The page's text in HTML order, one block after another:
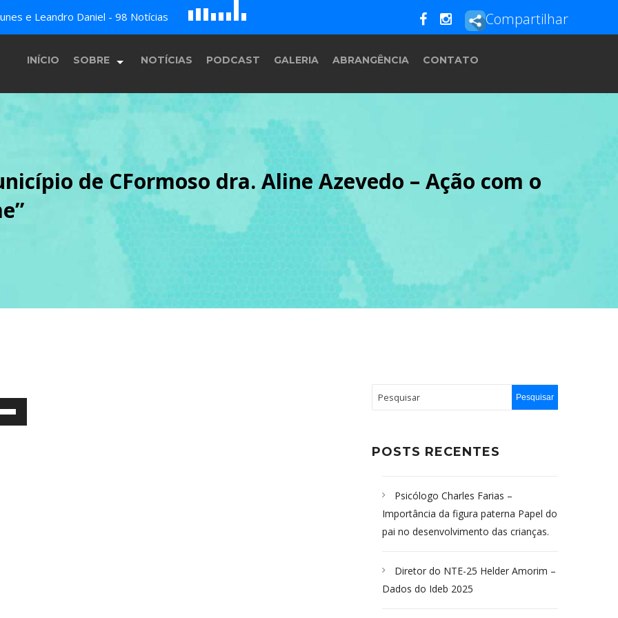
e Leandro Daniel - 98 Notícias B c
D
E F G Compartilhar
INÍCIO SOBRE
História
Equipe
Programação
NOTÍCIAS PODCAST GALERIA ABRANGÊNCIA CONTATO
de CFormoso dra. Aline Azevedo – Ação com o
POSTS RECENTES
Psicólogo Charles Farias –
Importância da figura paterna Papel do
pai no desenvolvimento das crianças.
Diretor do NTE-25 Helder Amorim –
Dados do Ideb 2025